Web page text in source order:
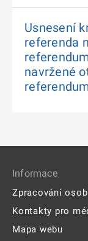
Usnesení
referenda
navržené
Informace
Zpracování
Kontakty pro
Mapa webu